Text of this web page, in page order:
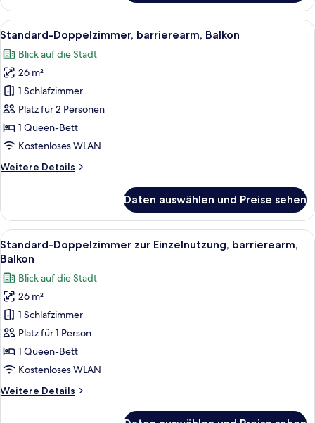
Doppelzimmer
zur
Einzelnutzung,
Stadtblick
Alle
Fotos
für
Standard-
Doppelzimmer,
barrierearm,
Balkon
anzeigen
Zimmersafe, Schreibtisch,
4
Standard-Doppelzimmer, barrierearm, Balkon
Blick auf die Stadt
26 m²
1 Schlafzimmer
Platz für 2 Personen
1 Queen-Bett
Kostenloses WLAN
Weitere Details
Weitere
Doppelzimmer,
barrierearm,
Balkon
Daten auswählen und Preise sehen
Alle
Fotos
für
Standard-
Doppelzimmer
zur
Einzelnutzung,
barrierearm,
Balkon
Zimmersafe, Schreibtisch,
4
Standard-Doppelzimmer zur Einzelnutzung, barrierearm,
Balkon
Blick auf die Stadt
26 m²
1 Schlafzimmer
Platz für 1 Person
1 Queen-Bett
Kostenloses WLAN
Weitere Details
Weitere